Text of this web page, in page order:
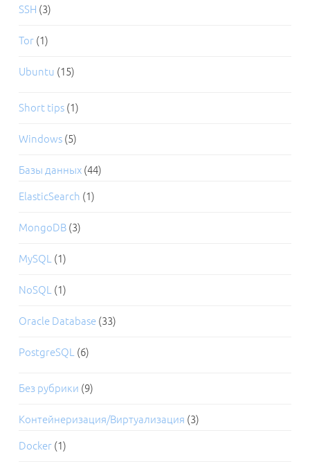
SSH (3)
Tor (1)
Ubuntu (15)
Short tips (1)
Windows (5)
Базы данных (44)
ElasticSearch (1)
MongoDB (3)
MySQL (1)
NoSQL (1)
Oracle Database (33)
PostgreSQL (6)
Без рубрики (9)
Контейнеризация/Виртуализация (3)
Docker (1)